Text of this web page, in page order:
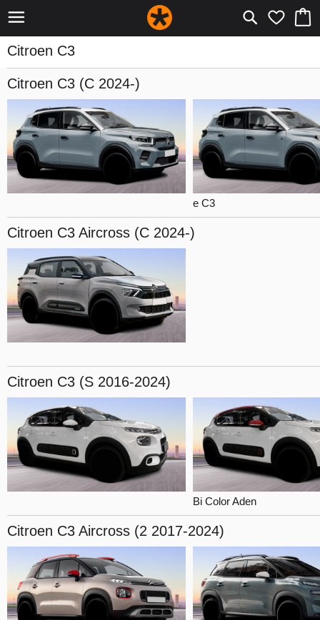
Citroen C3
Citroen C3 (C 2024-)
e C3
Citroen C3 Aircross (C 2024-)
Citroen C3 (S 2016-2024)
Bi Color Aden
Citroen C3 Aircross (2 2017-2024)